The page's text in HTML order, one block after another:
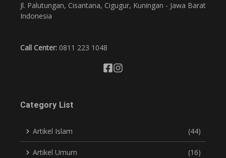
Jl. Palutungan, Cisantana, Cigugur, Kuningan - Jawa Barat
Indonesia
Call Center: 0811 223 1048
Category List
Artikel Islam (44)
Artikel Umum (16)